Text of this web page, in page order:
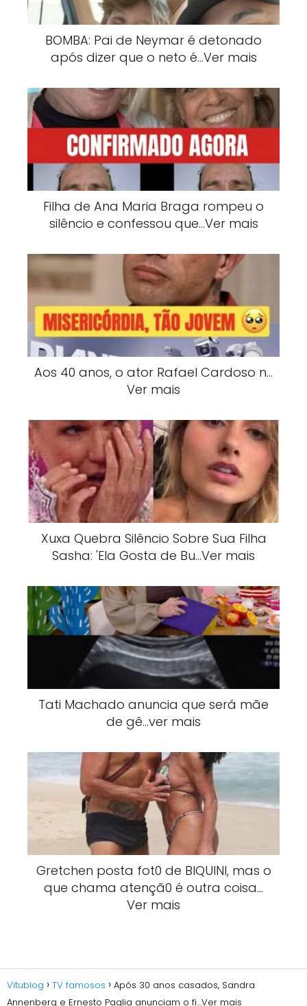
BOMBA: Pai de Neymar é detonado
após dizer que o neto é…Ver mais
Filha de Ana Maria Braga rompeu o
silêncio e confessou que…Ver mais
Aos 40 anos, o ator Rafael Cardoso n…
Ver mais
Xuxa Quebra Silêncio Sobre Sua Filha
Sasha: 'Ela Gosta de Bu…Ver mais
Tati Machado anuncia que será mãe
de gê…ver mais
Gretchen posta fot0 de BlQUlNI, mas o
que chama atençã0 é outra coisa…
Ver mais
Vitublog TV famosos
Após 30 anos casados, Sandra
Annenberg e Ernesto Paglia anunciam o fi…Ver mais